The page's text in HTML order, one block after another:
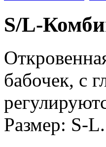
S/L-
бабочек, с
Размер: S-